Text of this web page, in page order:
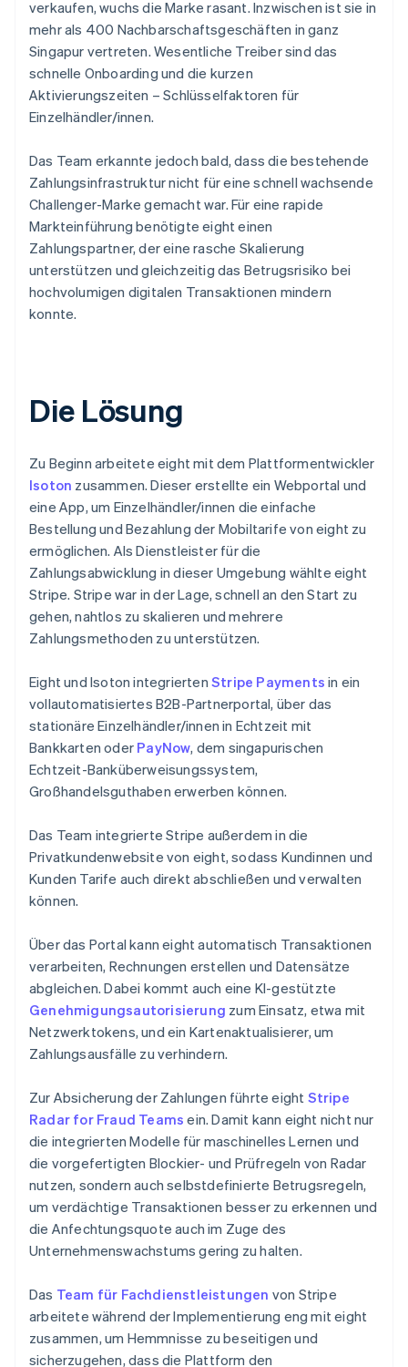
verkaufen, wuchs die Marke rasant. Inzwischen ist sie in
mehr als 400 Nachbarschaftsgeschäften in ganz
Singapur vertreten. Wesentliche Treiber sind das
schnelle Onboarding und die kurzen
Aktivierungszeiten – Schlüsselfaktoren für
Einzelhändler/innen.
Das Team erkannte jedoch bald, dass die bestehende
Zahlungsinfrastruktur nicht für eine schnell wachsende
Challenger-Marke gemacht war. Für eine rapide
Markteinführung benötigte eight einen
Zahlungspartner, der eine rasche Skalierung
unterstützen und gleichzeitig das Betrugsrisiko bei
hochvolumigen digitalen Transaktionen mindern
konnte.
Die Lösung
Zu Beginn arbeitete eight mit dem Plattformentwickler
Isoton zusammen. Dieser erstellte ein Webportal und
eine App, um Einzelhändler/innen die einfache
Bestellung und Bezahlung der Mobiltarife von eight zu
ermöglichen. Als Dienstleister für die
Zahlungsabwicklung in dieser Umgebung wählte eight
Stripe. Stripe war in der Lage, schnell an den Start zu
gehen, nahtlos zu skalieren und mehrere
Zahlungsmethoden zu unterstützen.
Eight und Isoton integrierten Stripe Payments in ein
vollautomatisiertes B2B-Partnerportal, über das
stationäre Einzelhändler/innen in Echtzeit mit
Bankkarten oder PayNow, dem singapurischen
Echtzeit-Banküberweisungssystem,
Großhandelsguthaben erwerben können.
Das Team integrierte Stripe außerdem in die
Privatkundenwebsite von eight, sodass Kundinnen und
Kunden Tarife auch direkt abschließen und verwalten
können.
Über das Portal kann eight automatisch Transaktionen
verarbeiten, Rechnungen erstellen und Datensätze
abgleichen. Dabei kommt auch eine KI-gestützte
Genehmigungsautorisierung zum Einsatz, etwa mit
Netzwerktokens, und ein Kartenaktualisierer, um
Zahlungsausfälle zu verhindern.
Zur Absicherung der Zahlungen führte eight Stripe
Radar for Fraud Teams ein. Damit kann eight nicht nur
die integrierten Modelle für maschinelles Lernen und
die vorgefertigten Blockier- und Prüfregeln von Radar
nutzen, sondern auch selbstdefinierte Betrugsregeln,
um verdächtige Transaktionen besser zu erkennen und
die Anfechtungsquote auch im Zuge des
Unternehmenswachstums gering zu halten.
Das Team für Fachdienstleistungen von Stripe
arbeitete während der Implementierung eng mit eight
zusammen, um Hemmnisse zu beseitigen und
sicherzugehen, dass die Plattform den